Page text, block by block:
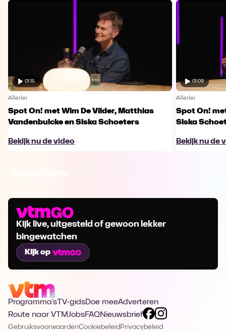
01:15
Allerlei
Spot On! met Wim De Vilder, Matthias
Vandenbulcke en Siska Schoeters
Bekijk nu de video
01:09
Allerlei
Spot On!
Siska
Bekijk nu de
Kijk live, uitgesteld of gewoon lekker
bingewatchen
Kijk op
Programma's TV-gidsDoe meeAdverteren
Route naar VTMJobsFAQNieuwsbrief
GebruiksvoorwaardenCookiebeleid Privacybeleid